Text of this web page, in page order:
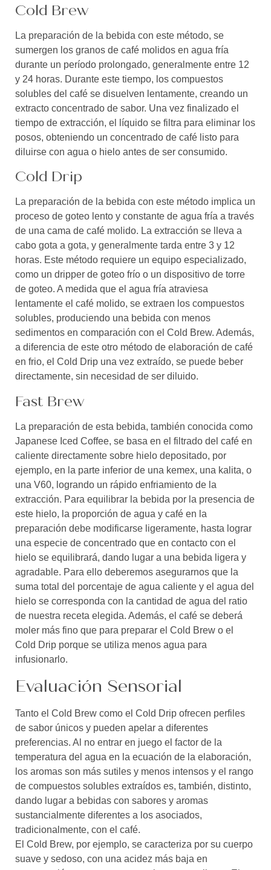
Cold Brew
La preparación de la bebida con este método, se
sumergen los granos de café molidos en agua fría
durante un período prolongado, generalmente entre 12
y 24 horas. Durante este tiempo, los compuestos
solubles del café se disuelven lentamente, creando un
extracto concentrado de sabor. Una vez finalizado el
tiempo de extracción, el líquido se filtra para eliminar los
posos, obteniendo un concentrado de café listo para
diluirse con agua o hielo antes de ser consumido.
Cold Drip
La preparación de la bebida con este método implica un
proceso de goteo lento y constante de agua fría a través
de una cama de café molido. La extracción se lleva a
cabo gota a gota, y generalmente tarda entre 3 y 12
horas. Este método requiere un equipo especializado,
como un dripper de goteo frío o un dispositivo de torre
de goteo. A medida que el agua fría atraviesa
lentamente el café molido, se extraen los compuestos
solubles, produciendo una bebida con menos
sedimentos en comparación con el Cold Brew. Además,
a diferencia de este otro método de elaboración de café
en frio, el Cold Drip una vez extraído, se puede beber
directamente, sin necesidad de ser diluido.
Fast Brew
La preparación de esta bebida, también conocida como
Japanese Iced Coffee, se basa en el filtrado del café en
caliente directamente sobre hielo depositado, por
ejemplo, en la parte inferior de una kemex, una kalita, o
una V60, logrando un rápido enfriamiento de la
extracción. Para equilibrar la bebida por la presencia de
este hielo, la proporción de agua y café en la
preparación debe modificarse ligeramente, hasta lograr
una especie de concentrado que en contacto con el
hielo se equilibrará, dando lugar a una bebida ligera y
agradable. Para ello deberemos asegurarnos que la
suma total del porcentaje de agua caliente y el agua del
hielo se corresponda con la cantidad de agua del ratio
de nuestra receta elegida. Además, el café se deberá
moler más fino que para preparar el Cold Brew o el
Cold Drip porque se utiliza menos agua para
infusionarlo.
Evaluación Sensorial
Tanto el Cold Brew como el Cold Drip ofrecen perfiles
de sabor únicos y pueden apelar a diferentes
preferencias. Al no entrar en juego el factor de la
temperatura del agua en la ecuación de la elaboración,
los aromas son más sutiles y menos intensos y el rango
de compuestos solubles extraídos es, también, distinto,
dando lugar a bebidas con sabores y aromas
sustancialmente diferentes a los asociados,
tradicionalmente, con el café.
El Cold Brew, por ejemplo, se caracteriza por su cuerpo
suave y sedoso, con una acidez más baja en